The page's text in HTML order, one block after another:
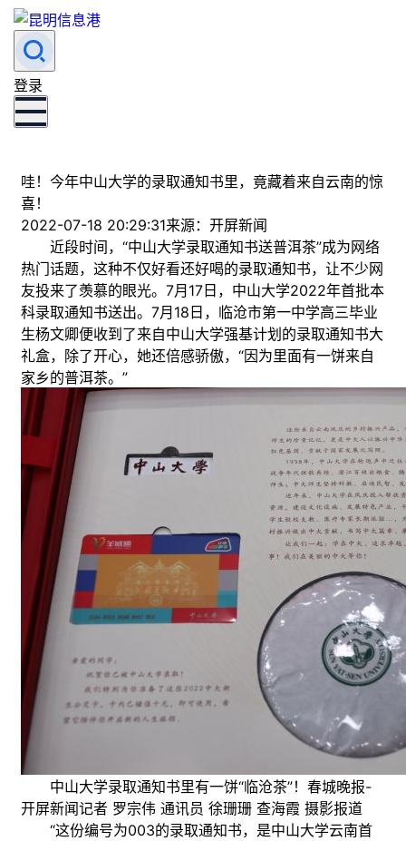
登录
哇！今年中山大学的录取通知书里，竟藏着来自云南的惊
喜！
2022-07-18 20:29:31来源：开屏新闻
近段时间，“中山大学录取通知书送普洱茶”成为网络
热门话题，这种不仅好看还好喝的录取通知书，让不少网
友投来了羡慕的眼光。7月17日，中山大学2022年首批本
科录取通知书送出。7月18日，临沧市第一中学高三毕业
生杨文卿便收到了来自中山大学强基计划的录取通知书大
礼盒，除了开心，她还倍感骄傲，“因为里面有一饼来自
家乡的普洱茶。”
中山大学录取通知书里有一饼“临沧茶”！春城晚报-
开屏新闻记者 罗宗伟 通讯员 徐珊珊 查海霞 摄影报道
“这份编号为003的录取通知书，是中山大学云南首